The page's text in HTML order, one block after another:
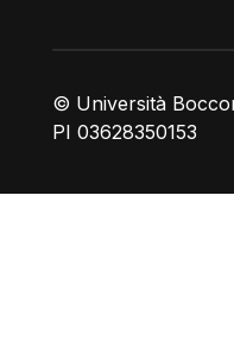
© Università
PI 03628350153